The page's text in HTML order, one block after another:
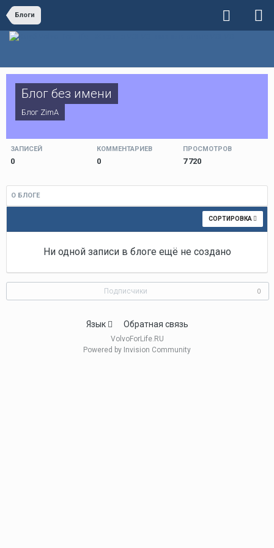
Блоги
Блог без имени
Блог ZimA
ЗАПИСЕЙ
0
КОММЕНТАРИЕВ
0
ПРОСМОТРОВ
7 720
О БЛОГЕ
СОРТИРОВКА
Ни одной записи в блоге ещё не создано
Подписчики 0
Язык Обратная связь
VolvoForLife.RU
Powered by Invision Community